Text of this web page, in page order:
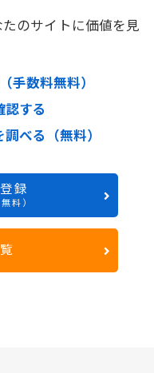
のサイトに価値を見
手数料無料）
する
べる（無料）
録
料）